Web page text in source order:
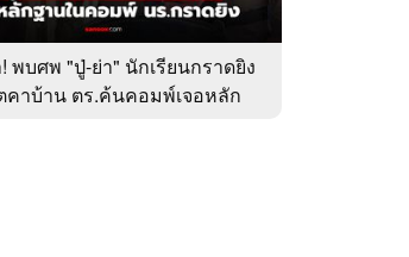
พบศพ "ปู่-ย่า" นักเรียนกราดยิง
คาบ้าน ตร.ค้นคอมพ์เจอหลัก